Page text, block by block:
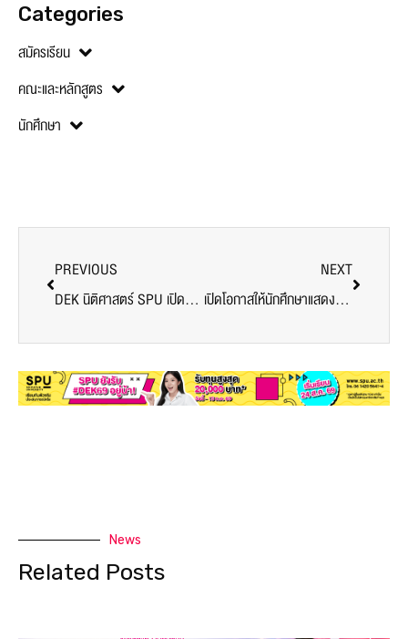
Categories
สมัครเรียน
คณะและหลักสูตร
นักศึกษา
PREVIOUS
DEK นิติศาสตร์ SPU เปิดประสบการณ์เรียนรู้ “กระบวนการศาลทรัพย์สินทางปัญญาและการค้าระหว่างประเทศกลาง”
NEXT
เปิดโอกาสให้นักศึกษาแสดงศักยภาพ ผ่านการใช้เครื่องมือระดับมืออาชีพ ! โดย อ.เอ้ ปณิธาร ทับแสง
News
Related Posts